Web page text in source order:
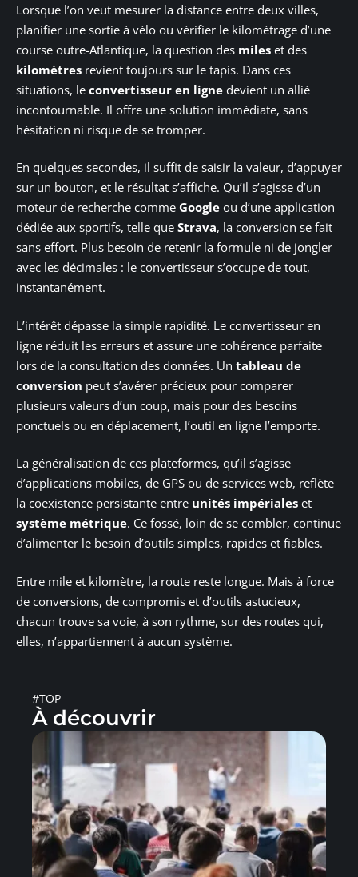
Lorsque l’on veut mesurer la distance entre deux villes,
planifier une sortie à vélo ou vérifier le kilométrage d’une
course outre-Atlantique, la question des miles et des
kilomètres revient toujours sur le tapis. Dans ces
situations, le convertisseur en ligne devient un allié
incontournable. Il offre une solution immédiate, sans
hésitation ni risque de se tromper.
En quelques secondes, il suffit de saisir la valeur, d’appuyer
sur un bouton, et le résultat s’affiche. Qu’il s’agisse d’un
moteur de recherche comme Google ou d’une application
dédiée aux sportifs, telle que Strava, la conversion se fait
sans effort. Plus besoin de retenir la formule ni de jongler
avec les décimales : le convertisseur s’occupe de tout,
instantanément.
L’intérêt dépasse la simple rapidité. Le convertisseur en
ligne réduit les erreurs et assure une cohérence parfaite
lors de la consultation des données. Un tableau de
conversion peut s’avérer précieux pour comparer
plusieurs valeurs d’un coup, mais pour des besoins
ponctuels ou en déplacement, l’outil en ligne l’emporte.
La généralisation de ces plateformes, qu’il s’agisse
d’applications mobiles, de GPS ou de services web, reflète
la coexistence persistante entre unités impériales et
système métrique. Ce fossé, loin de se combler, continue
d’alimenter le besoin d’outils simples, rapides et fiables.
Entre mile et kilomètre, la route reste longue. Mais à force
de conversions, de compromis et d’outils astucieux,
chacun trouve sa voie, à son rythme, sur des routes qui,
elles, n’appartiennent à aucun système.
#TOP
À découvrir